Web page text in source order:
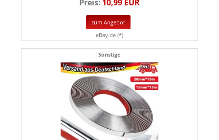
Preis: 10,99 EUR
zum Angebot
eBay.de (*)
Sonstige